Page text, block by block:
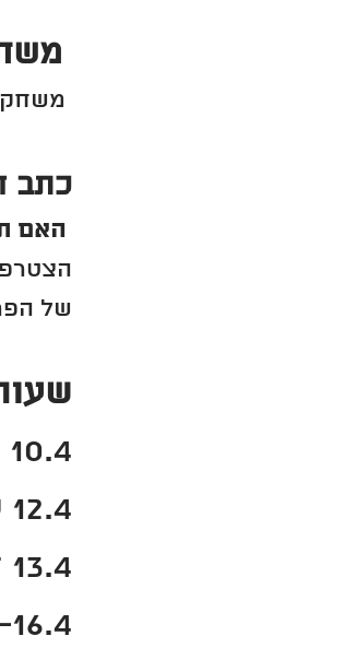
משחק
כתב
האם
של
10.4 יום חמישי 19:00-09:00
12.4 ערב פסח, יום שבת 16:00-09:00
13.4 חג פסח, יום ראשון 18:00-09:00
14-16.4 חול המועד פסח, ימים שני